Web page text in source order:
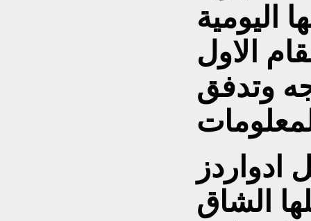
اليومية
الاول
وتدفق
ادواردز
الشاق